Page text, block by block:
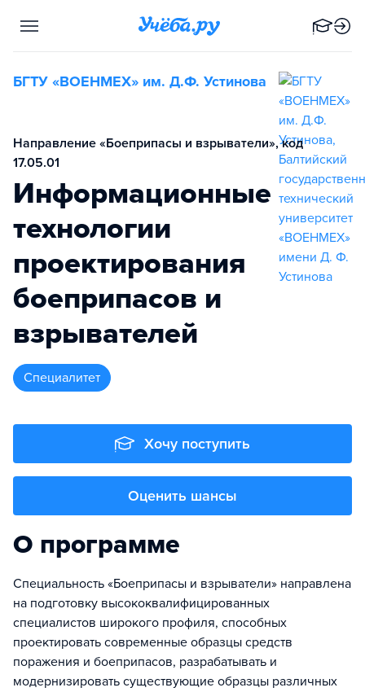
БГТУ «ВОЕНМЕХ» им. Д.Ф. Устинова
Направление «Боеприпасы и взрыватели», код
17.05.01
Информационные
технологии
проектирования
боеприпасов и
взрывателей
специалитет
Хочу поступить
Оценить шансы
О программе
Специальность «Боеприпасы и взрыватели» направлена
на подготовку высококвалифицированных
специалистов широкого профиля, способных
проектировать современные образцы средств
поражения и боеприпасов, разрабатывать и
модернизировать существующие образцы различных